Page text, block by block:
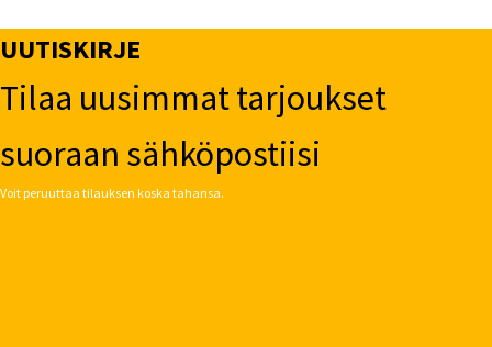
UUTISKIRJE
Tilaa uusimmat tarjoukset
suoraan sähköpostiisi
Voit peruuttaa tilauksen koska tahansa.